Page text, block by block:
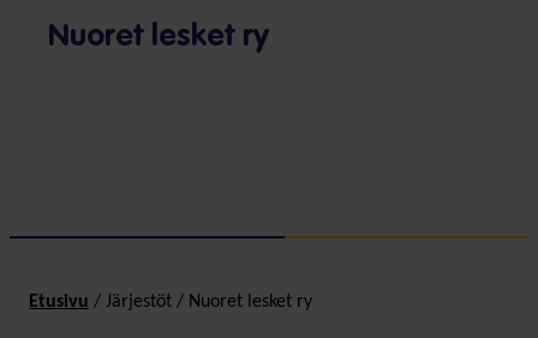
Nuoret lesket ry
Etusivu / Järjestöt / Nuoret lesket ry